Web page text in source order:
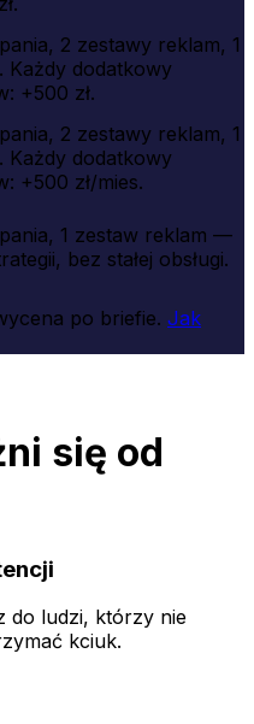
2 zestawy reklam, 1
Każdy dodatkowy
+500 zł.
2 zestawy reklam, 1
Każdy dodatkowy
+500 zł/mies.
1 zestaw reklam —
bez stałej obsługi.
po briefie. Jak
się od
do ludzi, którzy nie
kciuk.